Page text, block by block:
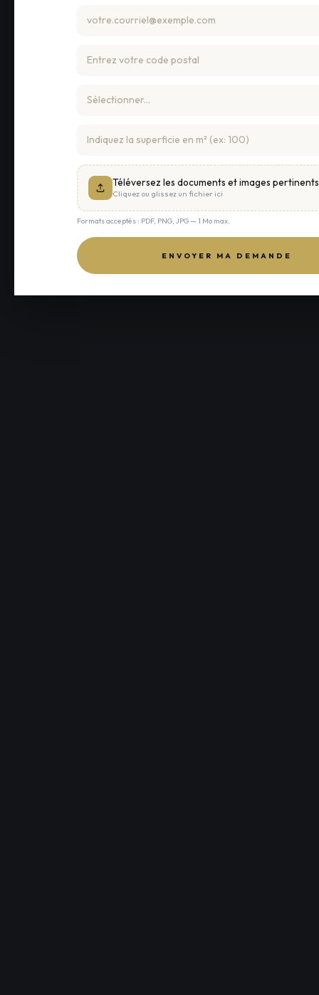
Téléversez les documents et images pertinents
Cliquez ou glissez un fichier ici
Formats acceptés : PDF, PNG, JPG — 1 Mo max.
ENVOYER MA DEMANDE